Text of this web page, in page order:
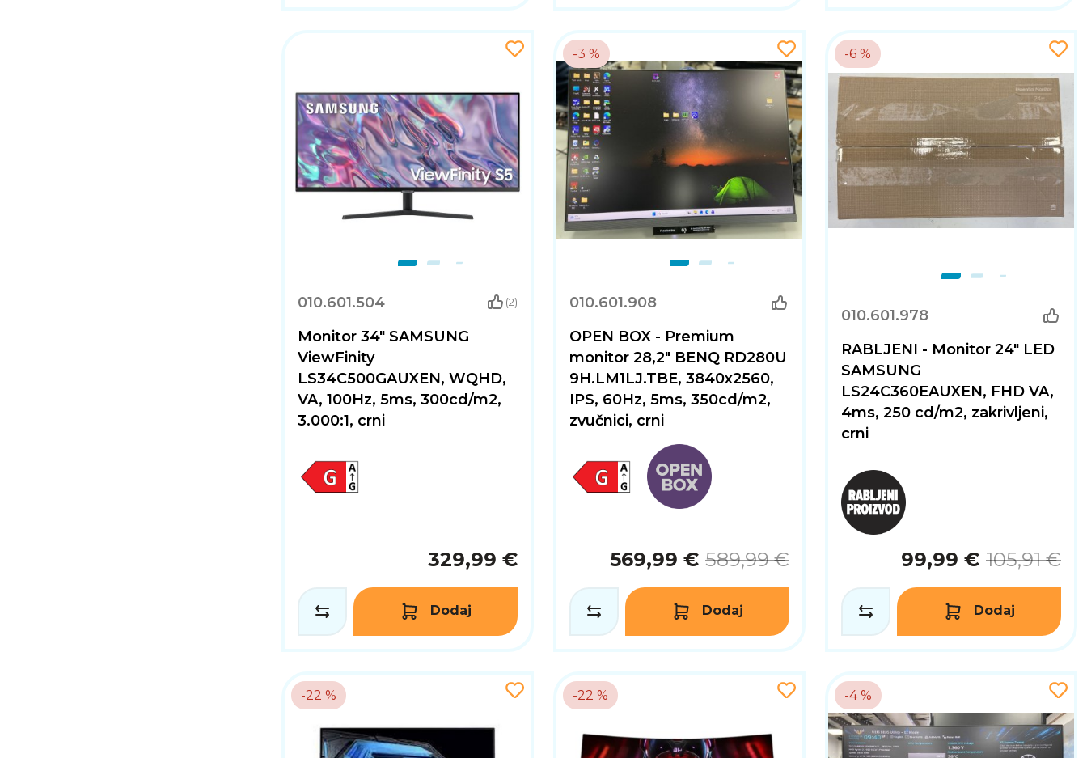
010.601.504 (2)
Monitor 34" SAMSUNG
ViewFinity
LS34C500GAUXEN, WQHD,
VA, 100Hz, 5ms, 300cd/m2,
3.000:1, crni
329,99 €
Dodaj
-3 %
010.601.908
OPEN BOX - Premium
monitor 28,2" BENQ RD280U
9H.LM1LJ.TBE, 3840x2560,
IPS, 60Hz, 5ms, 350cd/m2,
zvučnici, crni
569,99 € 589,99 €
Dodaj
-6 %
010.601.978
RABLJENI - Monitor 24" LED
SAMSUNG
LS24C360EAUXEN, FHD VA,
4ms, 250 cd/m2, zakrivljeni,
crni
99,99 € 105,91 €
Dodaj
-22 % -22 % -4 %